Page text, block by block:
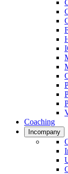
Coaching
Incompany